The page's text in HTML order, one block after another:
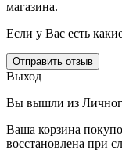
магазина.
Если у Вас есть
Отправить отзыв
Выход
Вы вышли из
Ваша корзина
восстановлена при